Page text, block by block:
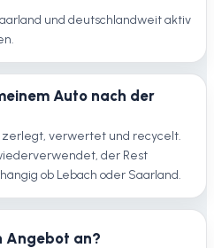
und deutschlandweit aktiv
Auto nach der
zerlegt, verwertet und recycelt.
der Rest
ob Lebach oder Saarland.
Angebot an?